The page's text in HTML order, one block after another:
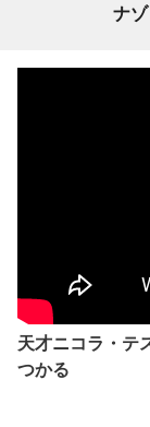
ナ
天才ニコラ・テ
つかる